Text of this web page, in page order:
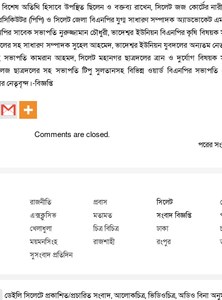
অতিথি হিসাবে উপস্থিত ছিলেন ও বক্তব্য রাখেন, সিলেট জজ কোর্টের
(পিপি) ও সিলেট জেলা বিএনপির যুগ্ম সাধারণ সম্পাদক অ্যাডভোকেট
সাবেক সভাপতি নুরুজ্জামান চৌধুরী, ভাদেশ্বর ইউনিয়ন বিএনপির কৃষি
সহ সাধারণ সম্পাদক সুহেল আহমেদ, ভাদেশ্বর ইউনিয়ন যুবদলের অন্যতম
কামরান আহমদ, সিলেট মহানগর ছাত্রদলের ত্রান ও দুর্যোগ বিষয়ক
ছাত্রদলের সহ সভাপতি টিপু সুলতানসহ বিভিন্ন ওয়ার্ড বিএনপির সভাপতি
বিজ্ঞপ্তি
Comments are closed.
পরের
রাজনীতি প্রবাস সিলেট
এক্সক্লুসিভ মতামত সংবাদ বিজ্ঞপ্তি
খেলাধুলা চিত্র বিচিত্র ঢাকা
ময়মনসিংহ রাজশাহী রংপুর
সুসংবাদ প্রতিদিন
ডেইলি সিলেটে প্রকাশিত/প্রচারিত সংবাদ, আলোকচিত্র, ভিডিওচিত্র, অডিও বিনা